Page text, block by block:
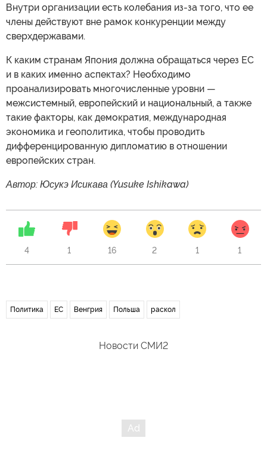
Внутри организации есть колебания из-за того, что ее
члены действуют вне рамок конкуренции между
сверхдержавами.
К каким странам Япония должна обращаться через ЕС
и в каких именно аспектах? Необходимо
проанализировать многочисленные уровни —
межсистемный, европейский и национальный, а также
такие факторы, как демократия, международная
экономика и геополитика, чтобы проводить
дифференцированную дипломатию в отношении
европейских стран.
Автор: Юсукэ Исикава (Yusuke Ishikawa)
4 1 16 2 1 1
Политика ЕС Венгрия Польша раскол
Новости СМИ2